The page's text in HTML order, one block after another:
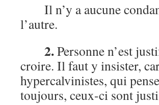
Il n’y a aucune
l’autre.
2.Personne n’est
croire. Il faut y insister,
hypercalvinistes, qui
toujours, ceux-ci sont